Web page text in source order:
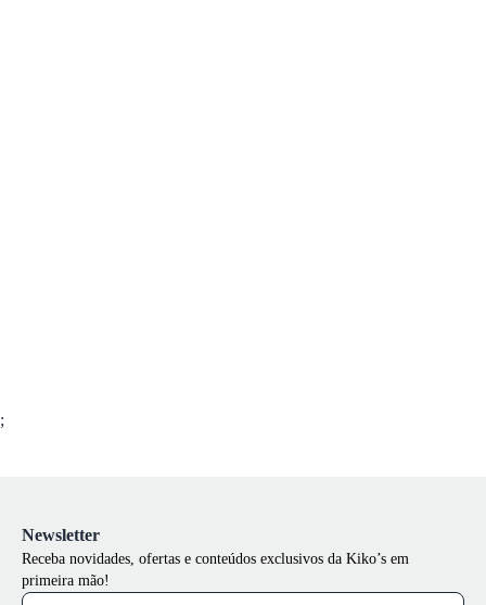
;
Newsletter
Receba novidades, ofertas e conteúdos exclusivos da Kiko’s em
primeira mão!